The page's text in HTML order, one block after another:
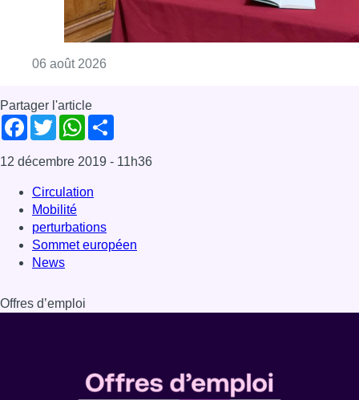
06 août 2026
Partager l'article
Facebook
TwitterWhatsApp
12 décembre 2019 - 11h36
Circulation
Mobilité
perturbations
Sommet européen
News
Offres d’emploi